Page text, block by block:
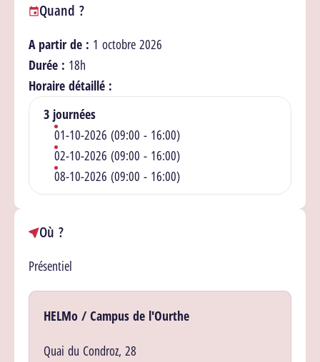
Quand ?
A partir de : 1 octobre 2026
Durée : 18h
Horaire détaillé :
3 journées
01-10-2026 (09:00 - 16:00)
02-10-2026 (09:00 - 16:00)
08-10-2026 (09:00 - 16:00)
Où ?
Présentiel
Lieu(x)
HELMo / Campus de l'Ourthe
Quai du Condroz, 28